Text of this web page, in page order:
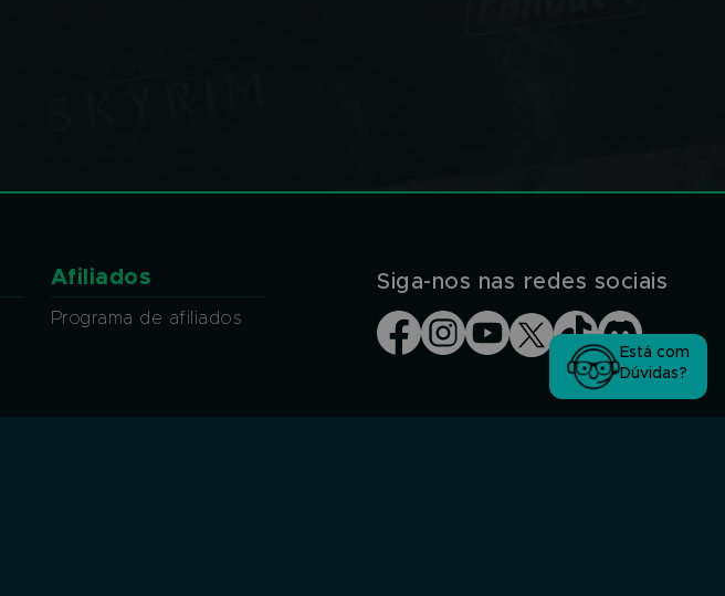
Afiliados
Programa de afiliados
Siga-nos nas redes sociais
Está com
Dúvidas?